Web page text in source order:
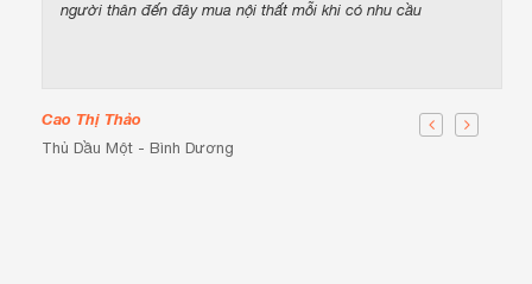
người thân đến đây mua nội thất mỗi khi có nhu cầu
Cao Thị Thảo
Thủ Dầu Một - Bình Dương